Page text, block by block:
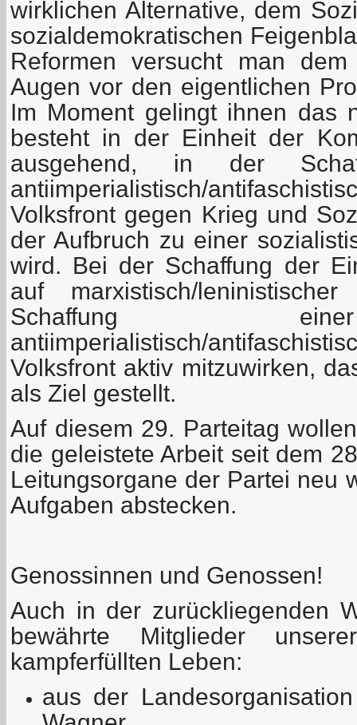
wirklichen Alternative, dem
sozialdemokratischen
Reformen versucht man
Augen vor den eigentlichen
Im Moment gelingt ihnen das
besteht in der Einheit der
ausgehend, in der
antiimperialistisch/
Volksfront gegen Krieg und
der Aufbruch zu einer
wird. Bei der Schaffung der
auf marxistisch/
Schaffung
antiimperialistisch/
Volksfront aktiv mitzuwirken,
als Ziel gestellt.
Auf diesem 29. Parteitag
die geleistete Arbeit seit dem
Leitungsorgane der Partei neu
Aufgaben abstecken.
Genossinnen und Genossen!
Auch in der zurückliegenden
bewährte Mitglieder
kampferfüllten Leben:
aus der